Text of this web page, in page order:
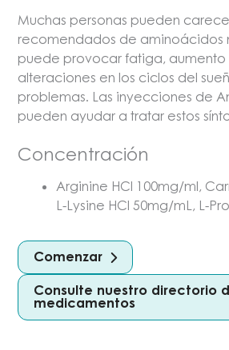
Muchas personas pueden
recomendados de aminoácidos
puede provocar fatiga, aumento
alteraciones en los ciclos del
problemas. Las inyecciones de
pueden ayudar a tratar estos
Concentración
Arginine HCl 100mg/ml,
L-Lysine HCl 50mg/mL, L-
Comenzar
Consulte nuestro directorio
medicamentos